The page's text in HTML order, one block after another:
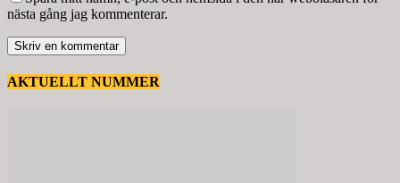
nästa gång jag kommenterar.
AKTUELLT NUMMER